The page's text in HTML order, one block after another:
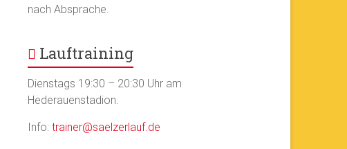
nach Absprache.
Lauftraining
Dienstags 19:30 – 20:30 Uhr am
Hederauenstadion.
Info:trainer@saelzerlauf.de